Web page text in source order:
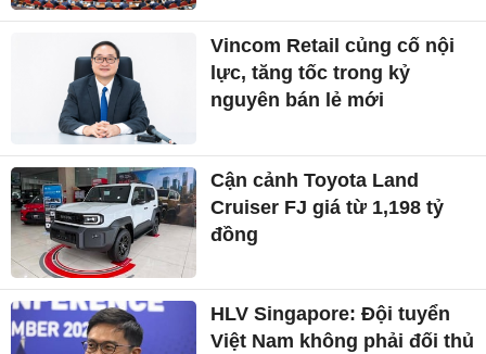
Vincom Retail củng cố nội
lực, tăng tốc trong kỷ
nguyên bán lẻ mới
Cận cảnh Toyota Land
Cruiser FJ giá từ 1,198 tỷ
đồng
HLV Singapore: Đội tuyển
Việt Nam không phải đối thủ